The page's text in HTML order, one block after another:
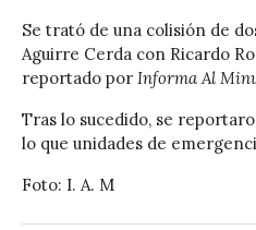
Se trató de una colisión de
Aguirre Cerda con Ricardo
reportado por Informa Al
Tras lo sucedido, se
lo que unidades de
Foto: I. A. M